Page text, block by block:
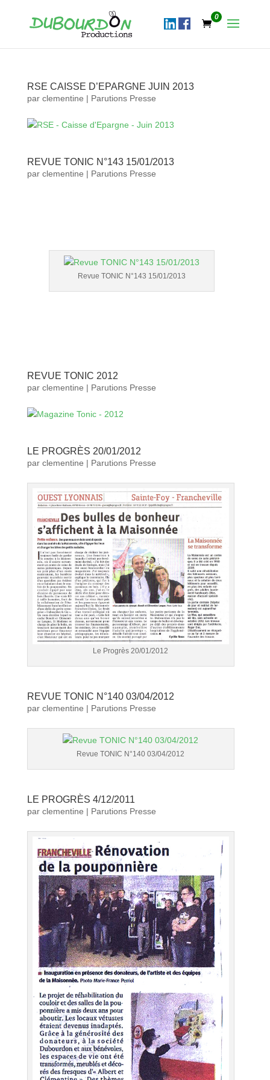
0
RSE CAISSE D’EPARGNE JUIN 2013
par clementine | Parutions Presse
REVUE TONIC N°143 15/01/2013
par clementine | Parutions Presse
Revue TONIC N°143 15/01/2013
REVUE TONIC 2012
par clementine | Parutions Presse
LE PROGRÈS 20/01/2012
par clementine | Parutions Presse
Le Progrès 20/01/2012
REVUE TONIC N°140 03/04/2012
par clementine | Parutions Presse
Revue TONIC N°140 03/04/2012
LE PROGRÈS 4/12/2011
par clementine | Parutions Presse